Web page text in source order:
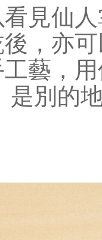
見仙
，亦
藝，
是別的